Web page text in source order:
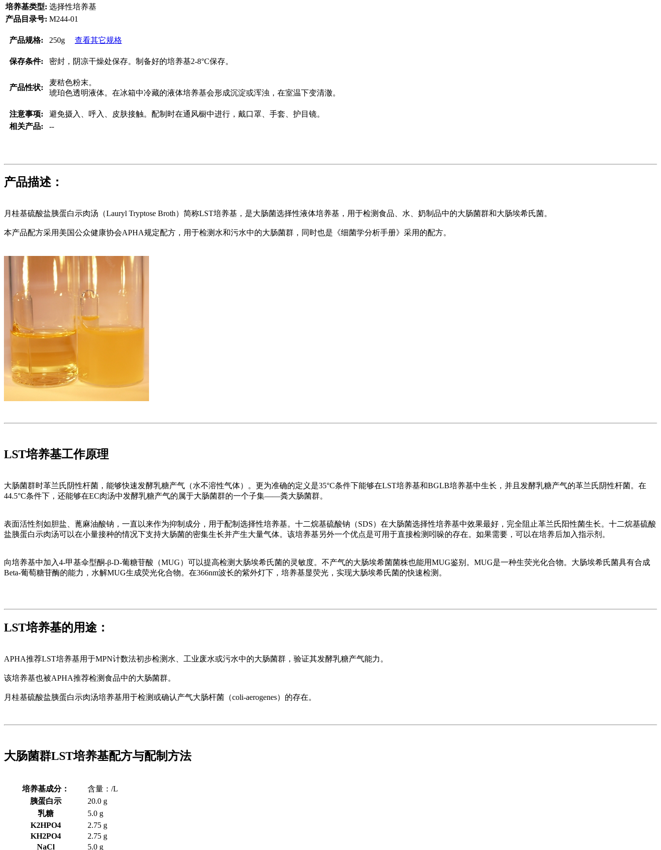
培养基类型: 选择性培养基
产品目录号: M244-01
产品规格: 250g 查看其它规格
保存条件: 密封，阴凉干燥处保存。制备好的培养基2-8°C保存。
产品性状:
麦秸色粉末。
琥珀色透明液体。在冰箱中冷藏的液体培养基会形成沉淀或浑浊，在室温下变清澈。
注意事项:
避免摄入、呼入、皮肤接触。配制时在通风橱中进行，戴口罩、手套、护目镜。
相关产品:
--
产品描述：
月桂基硫酸盐胰蛋白示肉汤（Lauryl Tryptose Broth）简称LST培养基，是大肠菌选择性液体培养基，用于检测食品、水、奶制品中的大肠菌群和大肠埃希氏菌。
本产品配方采用美国公众健康协会APHA规定配方，用于检测水和污水中的大肠菌群，同时也是《细菌学分析手册》采用的配方。
LST培养基工作原理
大肠菌群时革兰氏阴性杆菌，能够快速发酵乳糖产气（水不溶性气体）。更为准确的定义是35°C条件下能够在LST培养基和BGLB培养基中生长，并且发酵乳糖产气的革兰氏阴性杆菌。在
44.5°C条件下，还能够在EC肉汤中发酵乳糖产气的属于大肠菌群的一个子集——粪大肠菌群。
表面活性剂如胆盐、蓖麻油酸钠，一直以来作为抑制成分，用于配制选择性培养基。十二烷基硫酸钠（SDS）在大肠菌选择性培养基中效果最好，完全阻止革兰氏阳性菌生长。十二烷基硫酸
盐胰蛋白示肉汤可以在小量接种的情况下支持大肠菌的密集生长并产生大量气体。该培养基另外一个优点是可用于直接检测吲哚的存在。如果需要，可以在培养后加入指示剂。
向培养基中加入4-甲基伞型酮-β-D-葡糖苷酸（MUG）可以提高检测大肠埃希氏菌的灵敏度。不产气的大肠埃希菌菌株也能用MUG鉴别。MUG是一种生荧光化合物。大肠埃希氏菌具有合成
Beta-葡萄糖苷酶的能力，水解MUG生成荧光化合物。在366nm波长的紫外灯下，培养基显荧光，实现大肠埃希氏菌的快速检测。
LST培养基的用途：
APHA推荐LST培养基用于MPN计数法初步检测水、工业废水或污水中的大肠菌群，验证其发酵乳糖产气能力。
该培养基也被APHA推荐检测食品中的大肠菌群。
月桂基硫酸盐胰蛋白示肉汤培养基用于检测或确认产气大肠杆菌（coli-aerogenes）的存在。
大肠菌群LST培养基配方与配制方法
培养基成分：
含量：/L
胰蛋白示
20.0 g
乳糖
5.0 g
K2HPO4
2.75 g
KH2PO4
2.75 g
NaCl
5.0 g